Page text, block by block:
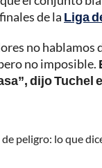
de la Liga
no
no imposible.
dijo Tuchel
peligro: lo que